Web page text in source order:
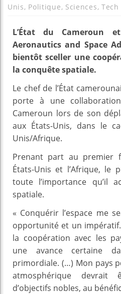
Unis, Politique, Sciences, Tech
L’État du Cameroun
Aeronautics and Space
bientôt sceller une
la conquête spatiale.
Le chef de l’État
porte à une
Cameroun lors de son
aux États-Unis, dans le
Unis/Afrique.
Prenant part au premier
États-Unis et l’Afrique, le
toute l’importance qu’il
spatiale.
« Conquérir l’espace me
opportunité et un
la coopération avec les
une avance certaine
primordiale. (…) Mon pays
atmosphérique
d’objectifs nobles, au